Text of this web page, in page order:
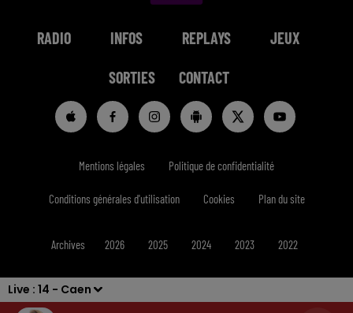
Live : 14 - Caen
RADIO INFOS REPLAYS JEUX
SORTIES CONTACT
Mentions légales Politique de confidentialité
Conditions générales d'utilisation Cookies Plan du site
Archives 2026 2025 2024 2023 2022